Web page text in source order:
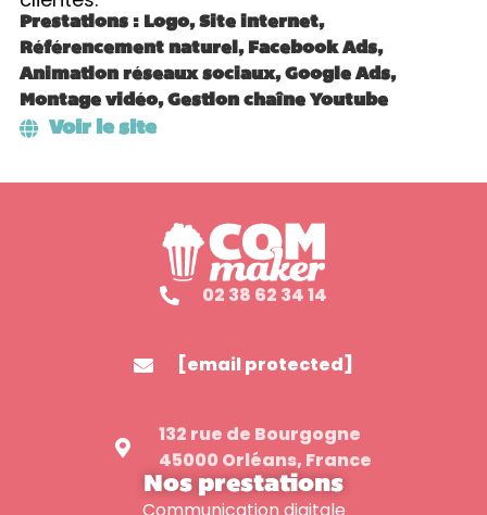
Prestations : Logo, Site internet,
Référencement naturel, Facebook Ads,
Animation réseaux sociaux, Google Ads,
Montage vidéo, Gestion chaîne Youtube
Voir le site
02 38 62 34 14
[email protected]
132 rue de Bourgogne
45000 Orléans, France
Nos prestations